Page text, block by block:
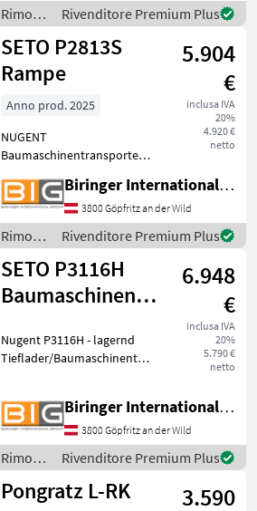
speziell beschichteten 18
mm
Rimorchi
/ SETO
Rivenditore Premium Plus
SETO P2813S
Rampe
5.904
€
inclusa IVA
20%
4.920 €
netto
Anno prod. 2025
NUGENT
Baumaschinentransporter
Zweiachsanhänger,
gebremst Anhänger ist aus
vollfeuerverzinktem Stahl
gefertigt Hochbelastbare
Auffahrts-Ra
Biringer International GmbH
3800 Göpfritz an der Wild
Rimorchi
/ SETO
Rivenditore Premium Plus
SETO P3116H
Baumaschinentransporter
6.948
€
inclusa IVA
20%
5.790 €
netto
Nugent P3116H - lagernd
Tieflader/Baumaschinentransporter
vollfeuerverzinktem Stahl
gefertigt Hochbelastbare
Auffahrtsschiene
Biringer International GmbH
3800 Göpfritz an der Wild
Rimorchi
/ SETO
Rivenditore Premium Plus
Pongratz L-RK
3.590